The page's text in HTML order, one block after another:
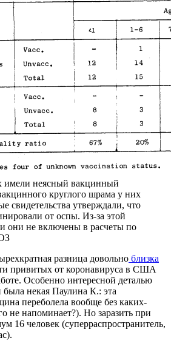
имели неясный вакцинный
круглого шрама у них
свидетельства утверждали, что
от оспы. Из-за этой
они не включены в расчеты по
разница довольно близка
привитых от коронавируса в США
Особенно интересной деталью
некая Паулина К.: эта
переболела вообще без каких-
не напоминает?). Но заразить при
16 человек (суперраспространитель,